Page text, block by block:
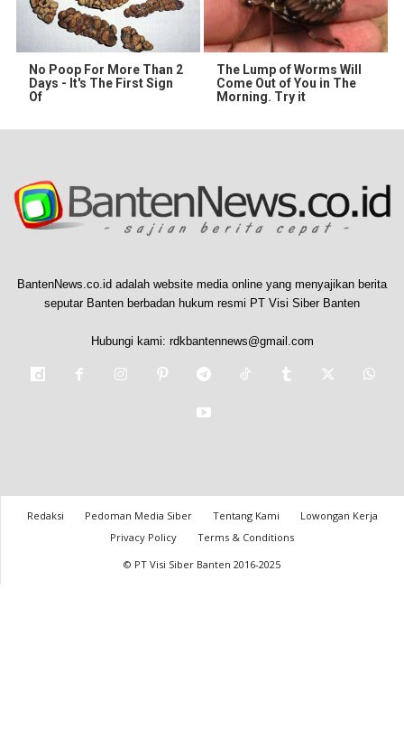
No Poop For More Than 2
Days - It's The First Sign
Of
The Lump of Worms Will
Come Out of You in The
Morning. Try it
BantenNews.co.id adalah website media online yang menyajikan berita
seputar Banten berbadan hukum resmi PT Visi Siber Banten
Hubungi kami: rdkbantennews@gmail.com
Redaksi Pedoman Media Siber Tentang Kami
Lowongan Kerja
Privacy Policy
Terms & Conditions
© PT Visi Siber Banten 2016-2025